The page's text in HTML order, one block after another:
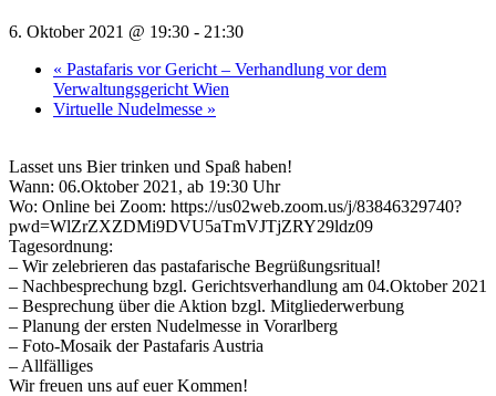
6. Oktober 2021 @ 19:30 - 21:30
« Pastafaris vor Gericht – Verhandlung vor dem
Verwaltungsgericht Wien
Virtuelle Nudelmesse »
Lasset uns Bier trinken und Spaß haben!
Wann: 06.Oktober 2021, ab 19:30 Uhr
Wo: Online bei Zoom: https://us02web.zoom.us/j/83846329740?
pwd=WlZrZXZDMi9DVU5aTmVJTjZRY29ldz09
Tagesordnung:
– Wir zelebrieren das pastafarische Begrüßungsritual!
– Nachbesprechung bzgl. Gerichtsverhandlung am 04.Oktober 2021
– Besprechung über die Aktion bzgl. Mitgliederwerbung
– Planung der ersten Nudelmesse in Vorarlberg
– Foto-Mosaik der Pastafaris Austria
– Allfälliges
Wir freuen uns auf euer Kommen!